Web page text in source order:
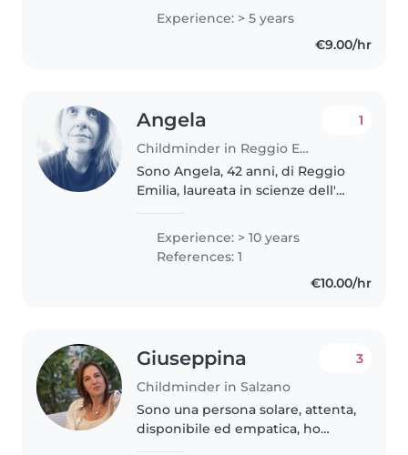
di laurea in biotecnologie ma sto
cambiando con scienze della
Experience: > 5 years
€9.00/hr
Angela
Childminder in Reggio Emilia
1
Sono Angela, 42 anni, di Reggio
Emilia, laureata in scienze dell'
lavorativa come educatrice
scolastica, educatrice per
disabilità, docente per scuole
Experience: > 10 years
References: 1
€10.00/hr
Giuseppina
Childminder in Salzano
3
Sono una persona solare, attenta,
disponibile ed empatica, ho